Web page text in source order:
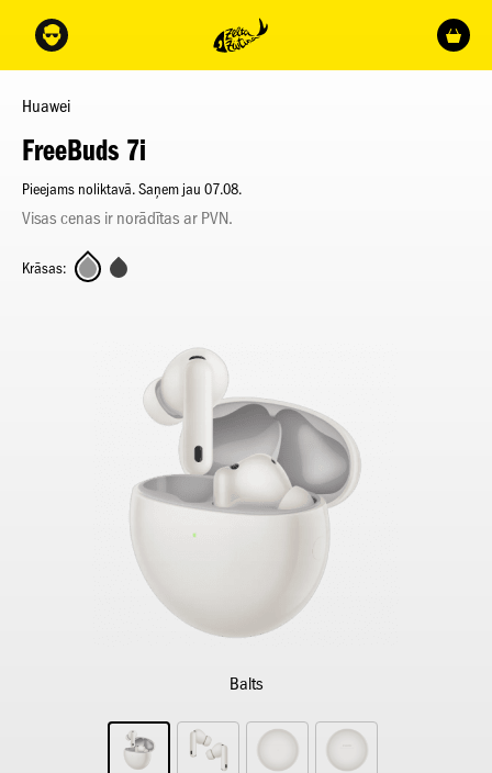
Huawei
FreeBuds 7i
Pieejams noliktavā. Saņem jau 07.08.
Visas cenas ir norādītas ar PVN.
Krāsas:
Balts